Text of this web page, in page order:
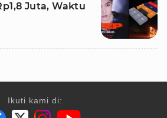
Juta, Waktu
Ikuti kami di: